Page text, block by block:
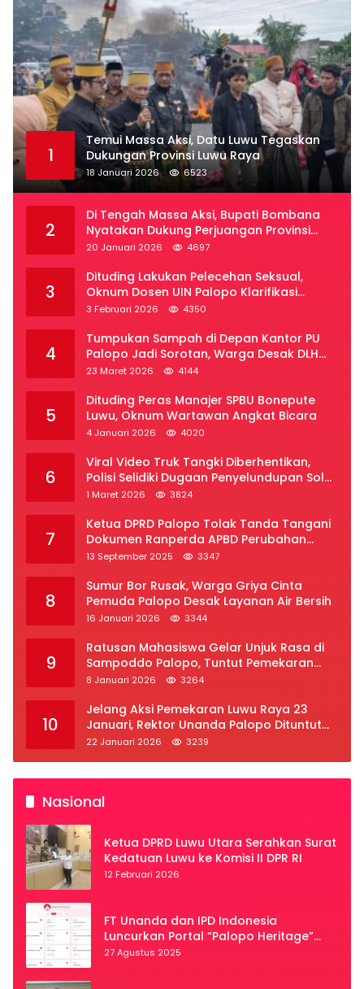
1
Temui Massa Aksi, Datu Luwu Tegaskan
Dukungan Provinsi Luwu Raya
18 Januari 2026 6523
2
Di Tengah Massa Aksi, Bupati Bombana
Nyatakan Dukung Perjuangan Provinsi
Luwu Raya
20 Januari 2026 4697
3
Dituding Lakukan Pelecehan Seksual,
Oknum Dosen UIN Palopo Klarifikasi
Kronologi
3 Februari 2026 4350
4
Tumpukan Sampah di Depan Kantor PU
Palopo Jadi Sorotan, Warga Desak DLH
Segera Bertindak
23 Maret 2026 4144
5
Dituding Peras Manajer SPBU Bonepute
Luwu, Oknum Wartawan Angkat Bicara
4 Januari 2026 4020
6
Viral Video Truk Tangki Diberhentikan,
Polisi Selidiki Dugaan Penyelundupan Solar
Subsidi di Palopo
1 Maret 2026 3824
7
Ketua DPRD Palopo Tolak Tanda Tangani
Dokumen Ranperda APBD Perubahan
2025
13 September 2025 3347
8
Sumur Bor Rusak, Warga Griya Cinta
Pemuda Palopo Desak Layanan Air Bersih
16 Januari 2026 3344
9
Ratusan Mahasiswa Gelar Unjuk Rasa di
Sampoddo Palopo, Tuntut Pemekaran
Provinsi Luwu Raya
8 Januari 2026 3264
10
Jelang Aksi Pemekaran Luwu Raya 23
Januari, Rektor Unanda Palopo Dituntut
Liburkan Mahasiswa
22 Januari 2026 3239
Nasional
Ketua DPRD Luwu Utara Serahkan Surat
Kedatuan Luwu ke Komisi II DPR RI
12 Februari 2026
FT Unanda dan IPD Indonesia
Luncurkan Portal “Palopo Heritage”
Secara Virtual
27 Agustus 2025